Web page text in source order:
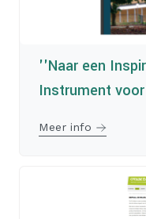
''Naar een
Instrument
Meer info